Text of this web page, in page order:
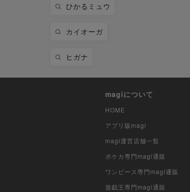
ひかるミュウ
カイオーガ
ヒガナ
magiについて
HOME
アプリ版magi
magi運営店舗一覧
ポケカ専門magi通販
ワンピース専門magi通販
遊戯王専門magi通販